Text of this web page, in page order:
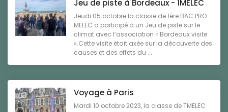
Jeu de piste à Bordeaux - 1MELEC
Jeudi 05 octobre la classe de 1ère BAC PRO
MELEC a participé à un Jeu de piste sur le
climat avec l’association « Bordeaux visite
».Cette visite était axée sur la découverte des
causes et des effets du ...
Voyage à Paris
Mardi 10 octobre 2023, la classe de TMELEC